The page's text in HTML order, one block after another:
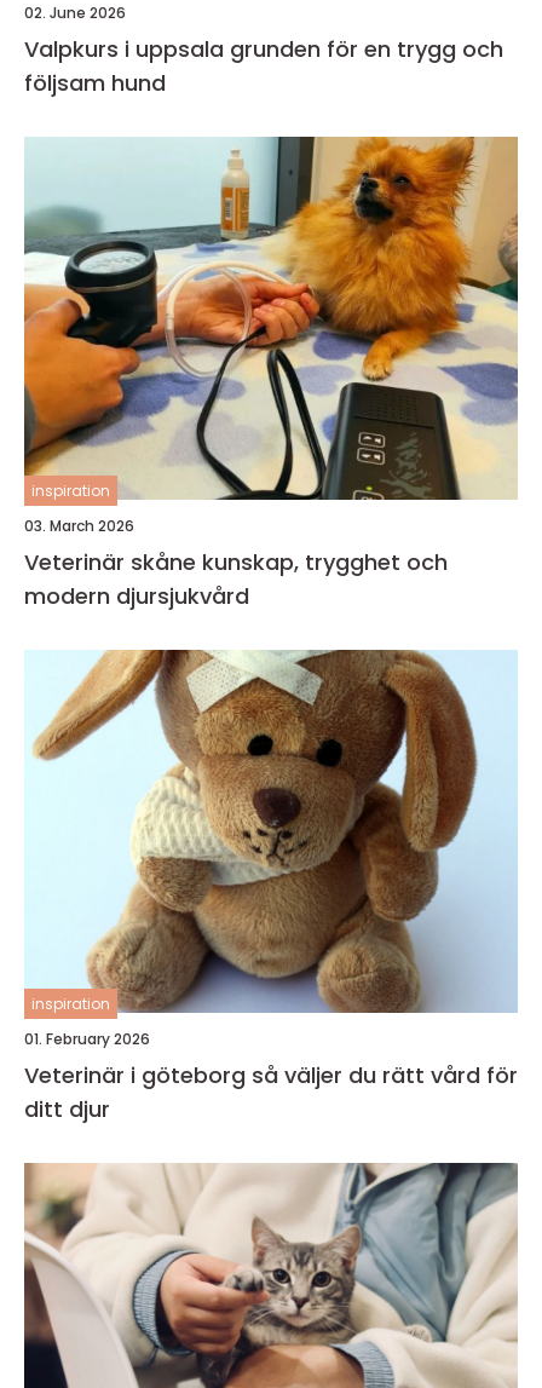
02. June 2026
Valpkurs i uppsala grunden för en trygg och
följsam hund
inspiration
03. March 2026
Veterinär skåne kunskap, trygghet och
modern djursjukvård
inspiration
01. February 2026
Veterinär i göteborg så väljer du rätt vård för
ditt djur